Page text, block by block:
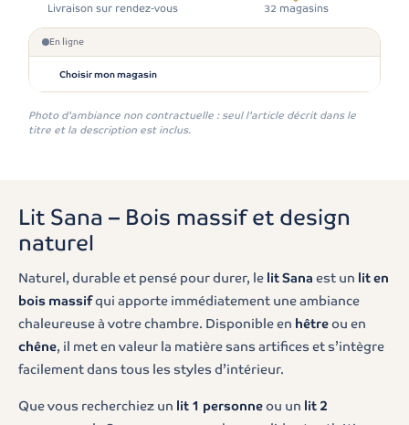
Livraison sur rendez-vous 32 magasins
En ligne
Choisir mon magasin
Photo d'ambiance non contractuelle : seul l'article décrit dans le
titre et la description est inclus.
Lit Sana – Bois massif et design
naturel
Naturel, durable et pensé pour durer, le lit Sana est un lit en
bois massifqui apporte immédiatement une ambiance
chaleureuse à votre chambre. Disponible en hêtreou en
chêne, il met en valeur la matière sans artifices et s’intègre
facilement dans tous les styles d’intérieur.
Que vous recherchiez un lit 1 personneou un lit 2